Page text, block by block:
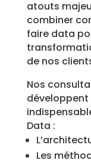
atouts
combiner
faire data
de nos
Nos
Data :
Les